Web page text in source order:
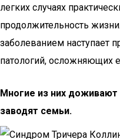
легких случаях
продолжительность
заболеванием наступает
патологий, осложняющих
Многие из них
заводят семьи.